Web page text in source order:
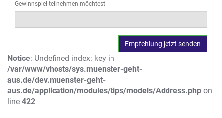
Gewinnspiel teilnehmen möchtest
Notice: Undefined index: key in
/var/www/vhosts/sys.muenster-geht-
aus.de/dev.muenster-geht-
aus.de/application/modules/tips/models/Address.php on
line 422